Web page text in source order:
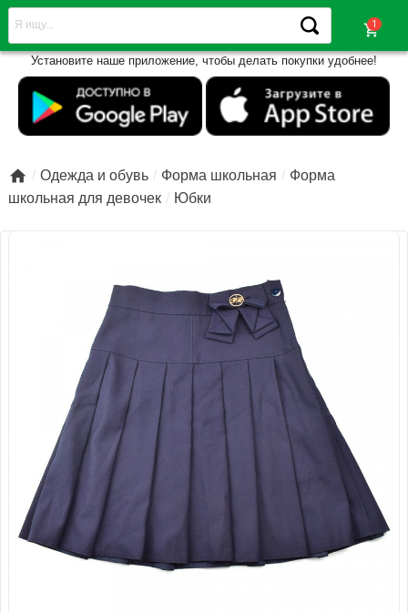
shopping_cart
Установите наше приложение, чтобы делать покупки удобнее!
 Одежда и обувь Форма школьная
Форма
школьная для девочек
Юбки